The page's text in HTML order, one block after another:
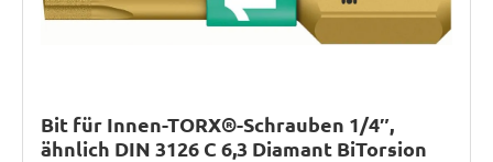
Bit für Innen-TORX®-Schrauben 1/4″,
ähnlich DIN 3126 C 6,3 Diamant BiTorsion